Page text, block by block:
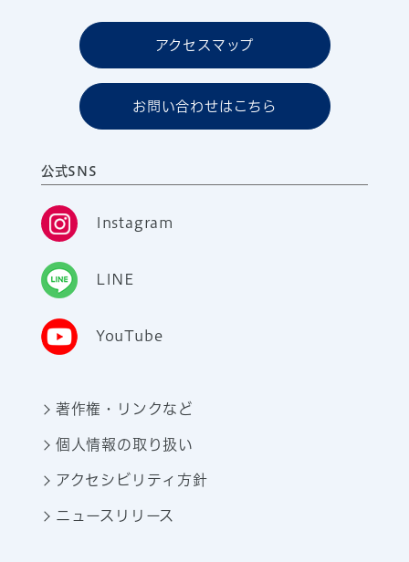
アクセスマップ
お問い合わせはこちら
公式SNS
Instagram
LINE
YouTube
著作権・リンクなど
個人情報の取り扱い
アクセシビリティ方針
ニュースリリース